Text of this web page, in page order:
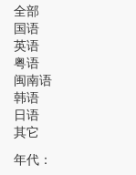
全部
国语
英语
粤语
闽南语
韩语
日语
其它
年代：